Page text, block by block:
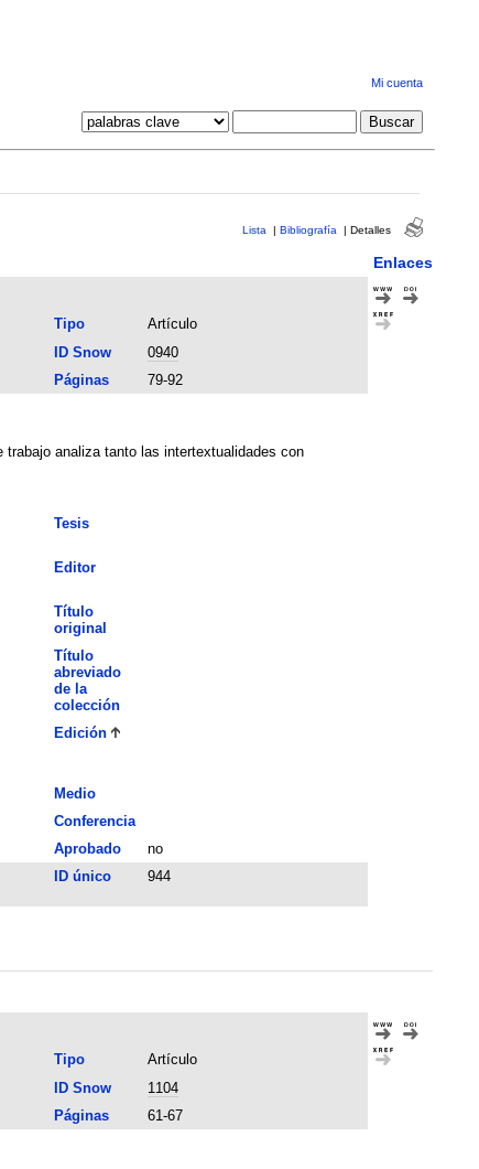
Mi cuenta
Lista | Bibliografía | Detalles
Enlaces
Tipo
Artículo
ID Snow
0940
Páginas
79-92
trabajo analiza tanto las intertextualidades con
Tesis
Editor
Título
original
Título
abreviado
de la
colección
Edición
Medio
Conferencia
Aprobado
no
ID único 944
Tipo
Artículo
ID Snow
1104
Páginas
61-67